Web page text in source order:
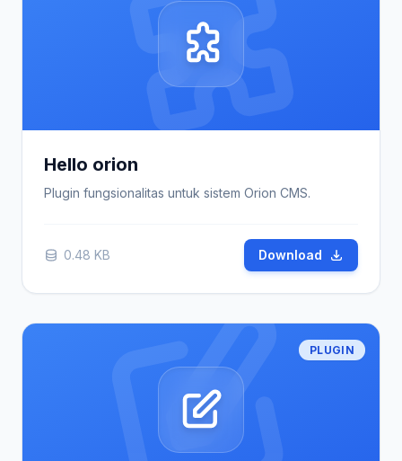
Hello orion
Plugin fungsionalitas untuk sistem Orion CMS.
0.48 KB Download
PLUGIN